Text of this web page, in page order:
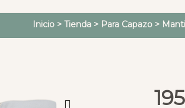
Inicio> Tienda> Para Capazo>